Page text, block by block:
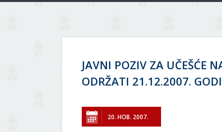
JAVNI POZIV ZA UČEŠĆE
ODRŽATI 21.12.2007.
20. НОВ. 2007.